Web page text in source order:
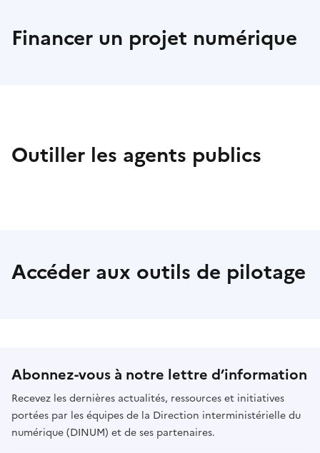
Financer un projet numérique
Outiller les agents publics
Accéder aux outils de pilotage
Abonnez-vous à notre lettre d’information
Recevez les dernières actualités, ressources et initiatives
portées par les équipes de la Direction interministérielle du
numérique (DINUM) et de ses partenaires.